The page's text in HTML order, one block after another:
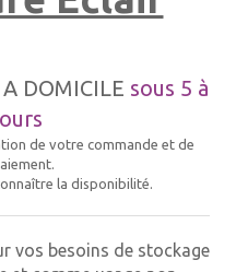
DOMICILE sous 5 à
de votre commande et de
la disponibilité.
vos besoins de stockage